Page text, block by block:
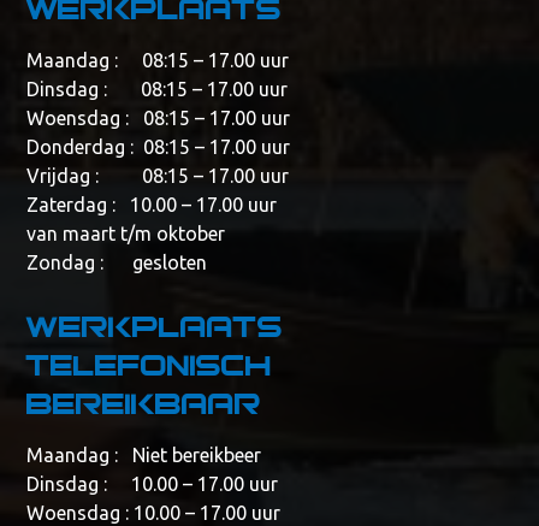
Maandag : 08:15 – 17.00 uur
Dinsdag : 08:15 – 17.00 uur
Woensdag : 08:15 – 17.00 uur
Donderdag : 08:15 – 17.00 uur
Vrijdag : 08:15 – 17.00 uur
Zaterdag : 10.00 – 17.00 uur
van maart t/m oktober
Zondag : gesloten
Werkplaats
telefonisch
bereikbaar
Maandag : Niet bereikbeer
Dinsdag : 10.00 – 17.00 uur
Woensdag : 10.00 – 17.00 uur